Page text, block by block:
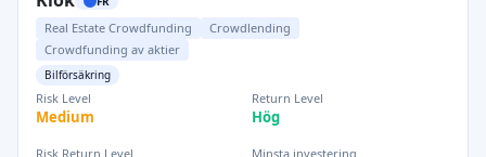
Real Estate Crowdfunding
Crowdlending
Crowdfunding av aktier
Bilförsäkring
Risk Level
Medium
Return Level
Hög
Risk Return Level Minsta investering